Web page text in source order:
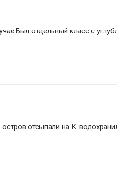
отдельный класс с
отсыпали на К.